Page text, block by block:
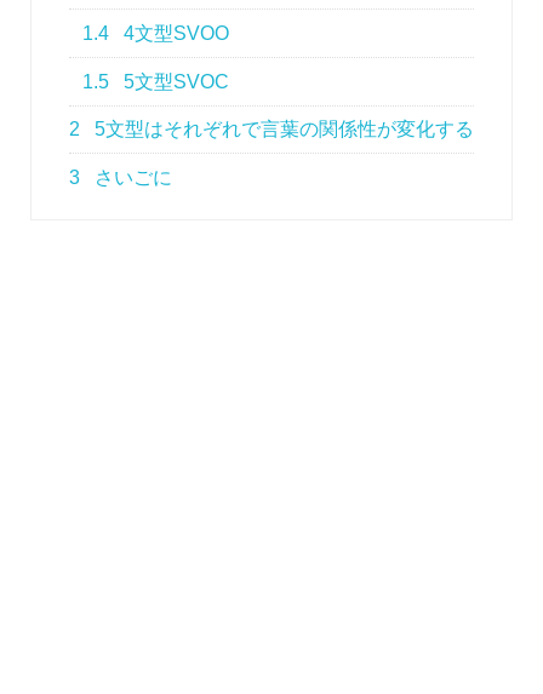
1.4 4文型SVOO
1.5 5文型SVOC
2 5文型はそれぞれで言葉の関係性が変化する
3 さいごに